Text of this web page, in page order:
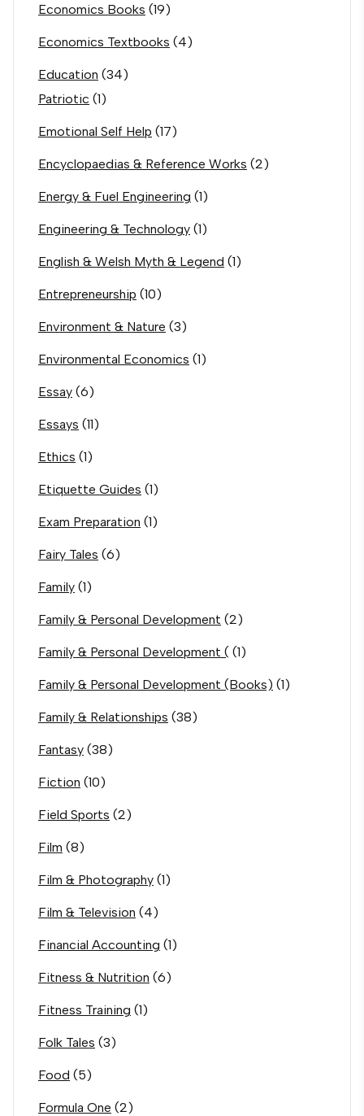
Economics Books (19)
Economics Textbooks (4)
Education (34)
Patriotic (1)
Emotional Self Help (17)
Encyclopaedias & Reference Works (2)
Energy & Fuel Engineering (1)
Engineering & Technology (1)
English & Welsh Myth & Legend (1)
Entrepreneurship (10)
Environment & Nature (3)
Environmental Economics (1)
Essay (6)
Essays (11)
Ethics (1)
Etiquette Guides (1)
Exam Preparation (1)
Fairy Tales (6)
Family (1)
Family & Personal Development (2)
Family & Personal Development ( (1)
Family & Personal Development (Books) (1)
Family & Relationships (38)
Fantasy (38)
Fiction (10)
Field Sports (2)
Film (8)
Film & Photography (1)
Film & Television (4)
Financial Accounting (1)
Fitness & Nutrition (6)
Fitness Training (1)
Folk Tales (3)
Food (5)
Formula One (2)